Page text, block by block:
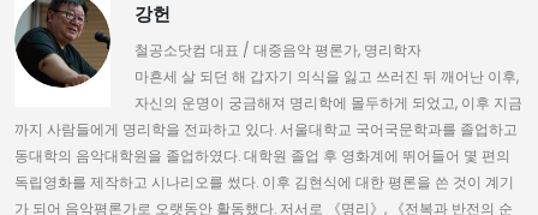
강헌
철공소닷컴 대표 / 대중음악 평론가, 명리학자
마흔세 살 되던 해 갑자기 의식을 잃고 쓰러진 뒤 깨어난 이후,
자신의 운명이 궁금해져 명리학에 몰두하게 되었고, 이후 지금
까지 사람들에게 명리학을 전파하고 있다. 서울대학교 국어국문학과를 졸업하고
동대학의 음악대학원을 졸업하였다. 대학원 졸업 후 영화계에 뛰어들어 몇 편의
독립영화를 제작하고 시나리오를 썼다. 이후 김현식에 대한 평론을 쓴 것이 계기
가 되어 음악평론가로 오랫동안 활동했다. 저서로 《명리》, 《전복과 반전의 순